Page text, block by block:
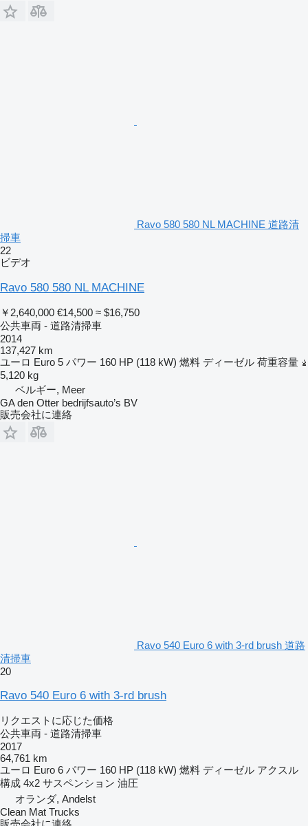
Ravo 580 580 NL MACHINE 道路清
掃車
22
ビデオ
Ravo 580 580 NL MACHINE
￥2,640,000 €14,500 ≈ $16,750
公共車両 - 道路清掃車
2014
137,427 km
ユーロ Euro 5 パワー 160 HP (118 kW) 燃料 ディーゼル 荷重容量
5,120 kg
ベルギー, Meer
GA den Otter bedrijfsauto’s BV
販売会社に連絡
Ravo 540 Euro 6 with 3-rd brush 道路
清掃車
20
Ravo 540 Euro 6 with 3-rd brush
リクエストに応じた価格
公共車両 - 道路清掃車
2017
64,761 km
ユーロ Euro 6 パワー 160 HP (118 kW) 燃料 ディーゼル アクスル
構成 4x2 サスペンション 油圧
オランダ, Andelst
Clean Mat Trucks
販売会社に連絡